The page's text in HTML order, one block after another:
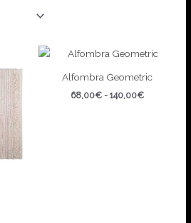
Alfombra Geometric
68,00€ - 140,00€Rango